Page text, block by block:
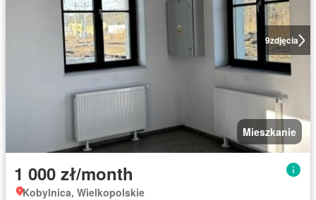
9zdjęcia
Mieszkanie
1 000 zł/month
Kobylnica, Wielkopolskie